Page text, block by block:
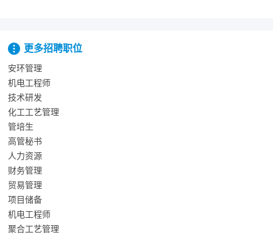
更多招聘职位
安环管理
机电工程师
技术研发
化工工艺管理
管培生
高管秘书
人力资源
财务管理
贸易管理
项目储备
机电工程师
聚合工艺管理